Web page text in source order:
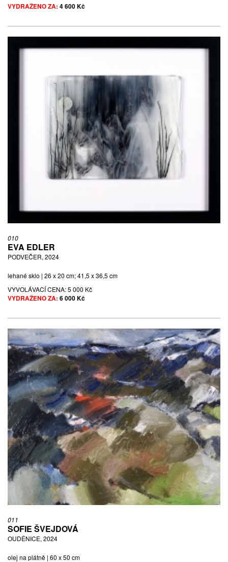
VYDRAŽENO ZA: 4 600 Kč
010
EVA EDLER
PODVEČER, 2024
lehané sklo | 26 x 20 cm; 41,5 x 36,5 cm
VYVOLÁVACÍ CENA:5 000 Kč
VYDRAŽENO ZA: 6 000 Kč
011
SOFIE ŠVEJDOVÁ
OUDĚNICE, 2024
olej na plátně | 60 x 50 cm